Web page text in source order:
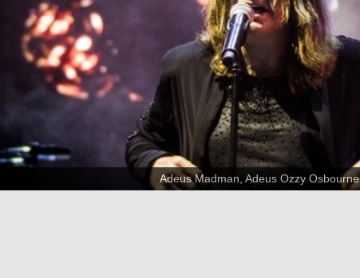
Adeus Madman, Adeus Ozzy Osbourne